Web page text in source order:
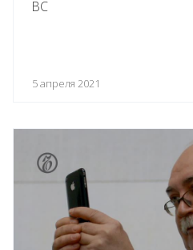
ВС
5 апреля 2021